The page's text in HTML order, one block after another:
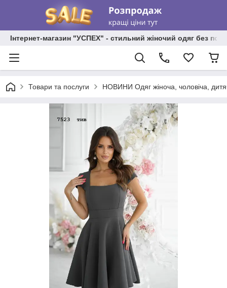
Інтернет-магазин "УСПЕХ" - стильний жіночий одяг без
Товари та послуги НОВИНИ Одяг жіноча, чоловіча,